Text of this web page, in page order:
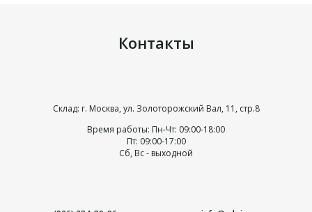
Контакты
Склад: г. Москва, ул. Золоторожский Вал, 11, стр.8
Время работы: Пн-Чт: 09:00-18:00
Пт: 09:00-17:00
Сб, Вс - выходной